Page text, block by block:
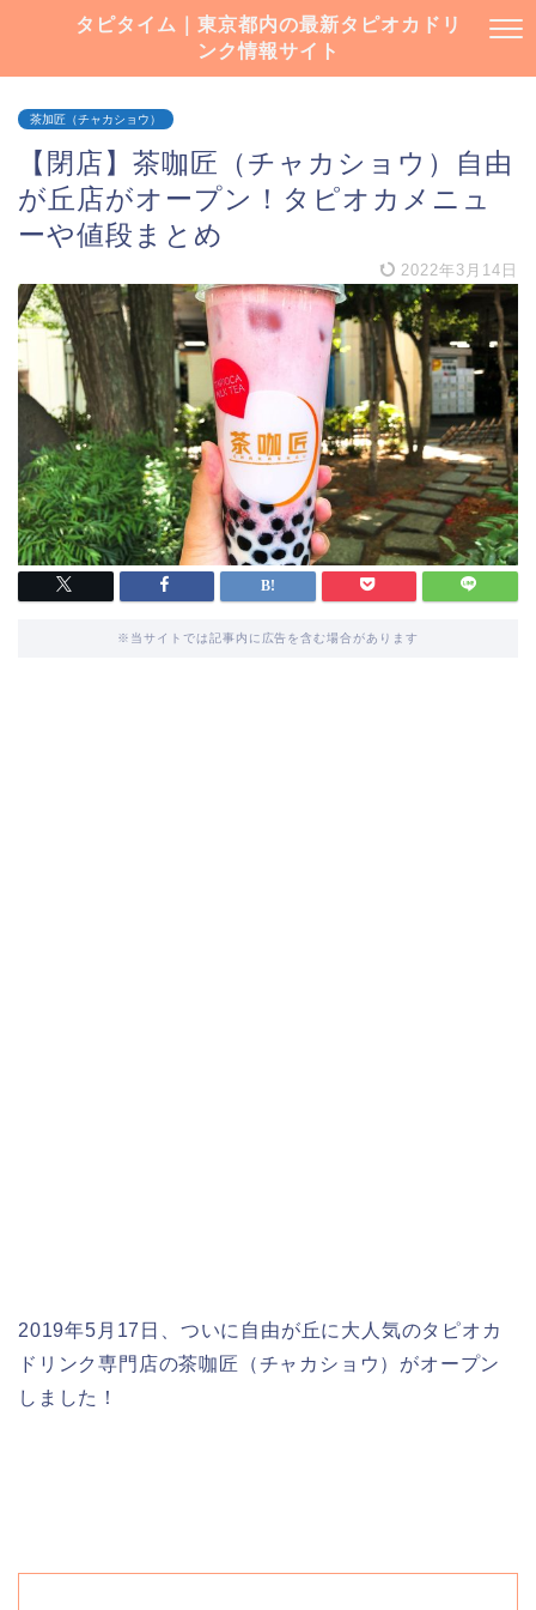
タピタイム｜東京都内の最新タピオカドリ
ンク情報サイト
茶加匠（チャカショウ）
【閉店】茶咖匠（チャカショウ）自由
が丘店がオープン！タピオカメニュ
ーや値段まとめ
2022年3月14日
※当サイトでは記事内に広告を含む場合があります
2019年5月17日、ついに自由が丘に大人気のタピオカ
ドリンク専門店の茶咖匠（チャカショウ）がオープン
しました！